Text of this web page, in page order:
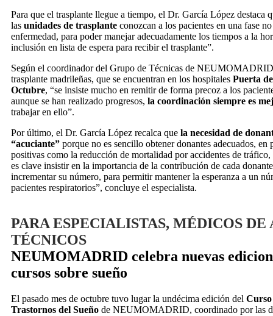
Para que el trasplante llegue a tiempo, el Dr. García López destaca
las unidades de trasplante conozcan a los pacientes en una fase
enfermedad, para poder manejar adecuadamente los tiempos a la
inclusión en lista de espera para recibir el trasplante”.
Según el coordinador del Grupo de Técnicas de
trasplante madrileñas, que se encuentran en los hospitales Puerta
Octubre, “se insiste mucho en remitir de forma precoz a los
aunque se han realizado progresos, la coordinación siempre es
trabajar en ello”.
Por último, el Dr. García López recalca que la necesidad de
“acuciante” porque no es sencillo obtener donantes adecuados, en
positivas como la reducción de mortalidad por accidentes de
es clave insistir en la importancia de la contribución de cada
incrementar su número, para permitir mantener la esperanza a un
pacientes respiratorios”, concluye el especialista.
PARA ESPECIALISTAS, MÉDICOS DE
TÉCNICOS
NEUMOMADRID celebra nuevas
cursos sobre sueño
El pasado mes de octubre tuvo lugar la undécima edición del
Trastornos del Sueño de NEUMOMADRID, coordinado por las